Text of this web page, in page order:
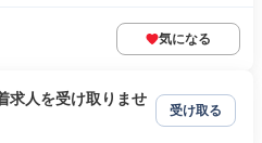
気になる
求人を受け取りませ
受け取る